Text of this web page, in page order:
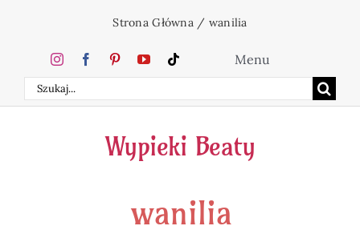
zawartości
Strona Główna/ wanilia
Szukaj
Menu
Home
Ciasta
Wypieki Beaty
wanilia